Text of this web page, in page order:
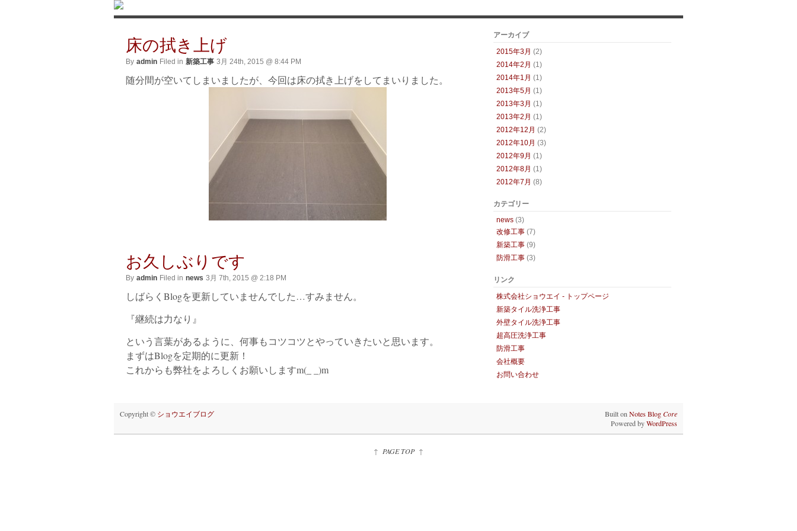
床の拭き上げ
By admin Filed in 新築工事 3月 24th, 2015 @ 8:44 PM
随分間が空いてしまいましたが、今回は床の拭き上げをしてまいりました。
お久しぶりです
By admin Filed in news 3月 7th, 2015 @ 2:18 PM
しばらくBlogを更新していませんでした…すみません。
『継続は力なり』
という言葉があるように、何事もコツコツとやっていきたいと思います。
まずはBlogを定期的に更新！
これからも弊社をよろしくお願いしますm(_ _)m
アーカイブ
2015年3月 (2)
2014年2月 (1)
2014年1月 (1)
2013年5月 (1)
2013年3月 (1)
2013年2月 (1)
2012年12月 (2)
2012年10月 (3)
2012年9月 (1)
2012年8月 (1)
2012年7月 (8)
カテゴリー
news (3)
改修工事 (7)
新築工事 (9)
防滑工事 (3)
リンク
株式会社ショウエイ - トップページ
新築タイル洗浄工事
外壁タイル洗浄工事
超高圧洗浄工事
防滑工事
会社概要
お問い合わせ
Copyright © ショウエイブログ Built on Notes BlogCore
Powered byWordPress
↑ PAGE TOP ↑